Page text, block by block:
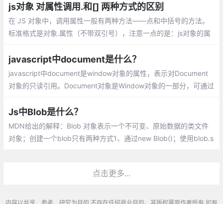
况下实现后退与前进
js对象 对属性调用.和[] 两种方式的区别
在 JS 对象中，调用属性一般有两种方法——点和中括号的方法。
标准格式是对象.属性（不带双引号），注意一点的是：js对象的属
ey数字啊，表达式啊等等
javascript中document是什么？
javascript中document是window对象的属性，表示对Document
对象的只读引用。Document对象是Window对象的一部分，可通过
Js中Blob是什么？
MDN给出的解释：Blob 对象表示一个不可变、原始数据的类文件
对象；创建一个blob只有两种方式1、通过new Blob()；使用blob.s
点击更多...